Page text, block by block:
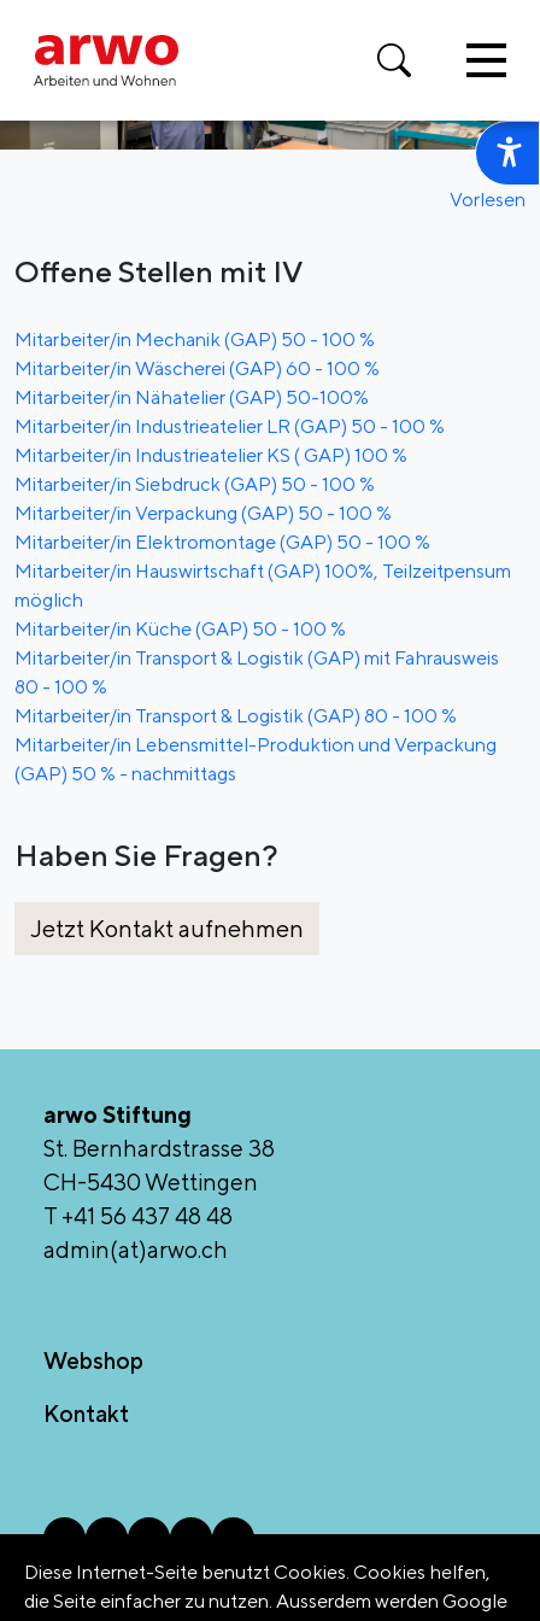
Diese Internet-Seite benutzt Cookies. Cookies helfen,
die Seite einfacher zu nutzen. Ausserdem werden Google
Vorlesen
Offene Stellen mit IV
Mitarbeiter/in Mechanik (GAP) 50 - 100 %
Mitarbeiter/in Wäscherei (GAP) 60 - 100 %
Mitarbeiter/in Nähatelier (GAP) 50-100%
Mitarbeiter/in Industrieatelier LR (GAP) 50 - 100 %
Mitarbeiter/in Industrieatelier KS ( GAP) 100 %
Mitarbeiter/in Siebdruck (GAP) 50 - 100 %
Mitarbeiter/in Verpackung (GAP) 50 - 100 %
Mitarbeiter/in Elektromontage (GAP) 50 - 100 %
Mitarbeiter/in Hauswirtschaft (GAP) 100%, Teilzeitpensum
möglich
Mitarbeiter/in Küche (GAP) 50 - 100 %
Mitarbeiter/in Transport & Logistik (GAP) mit Fahrausweis
80 - 100 %
Mitarbeiter/in Transport & Logistik (GAP) 80 - 100 %
Mitarbeiter/in Lebensmittel-Produktion und Verpackung
(GAP) 50 % - nachmittags
Haben Sie Fragen?
Jetzt Kontakt aufnehmen
arwo Stiftung
St. Bernhardstrasse 38
CH-5430 Wettingen
T +41 56 437 48 48
admin(at)arwo.ch
Webshop
Kontakt